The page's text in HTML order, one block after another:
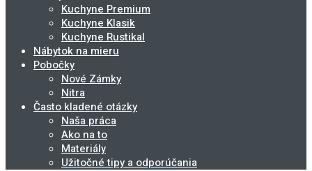
Kuchyne Premium
Kuchyne Klasik
Kuchyne Rustikal
Nábytok na mieru
Pobočky
Nové Zámky
Nitra
Často kladené otázky
Naša práca
Ako na to
Materiály
Užitočné tipy a odporúčania